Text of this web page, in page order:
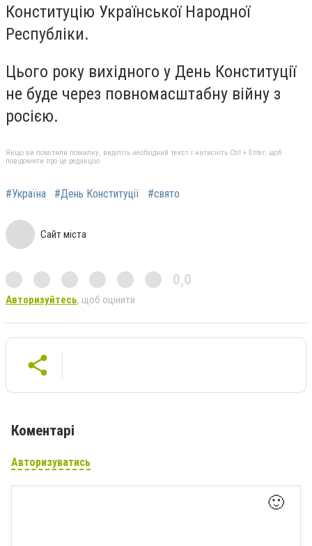
Конституцію Української Народної
Республіки.
Цього року вихідного у День Конституції
не буде через повномасштабну війну з
росією.
Якщо ви помітили помилку, виділіть необхідний текст і натисніть Ctrl + Enter, щоб
повідомити про це редакцію
#Україна #День Конституції #свято
Сайт міста
0,0
Авторизуйтесь, щоб оцінити
Коментарі
Авторизуватись
🙂